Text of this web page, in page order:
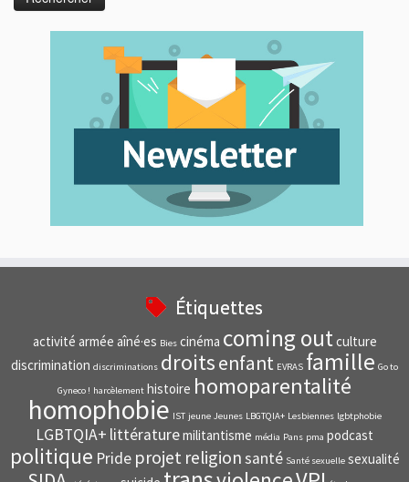
Étiquettes
activité armée aîné·es Bies cinéma coming outculture
discrimination discriminations droitsenfant EVRAS famille Go to
Gyneco ! harcèlement histoire homoparentalité
homophobie IST jeune Jeunes LBGTQIA+ Lesbiennes lgbtphobie
LGBTQIA+ littératuremilitantisme média Pans pma podcast
politique Pride projet religionsanté Santé sexuelle sexualité